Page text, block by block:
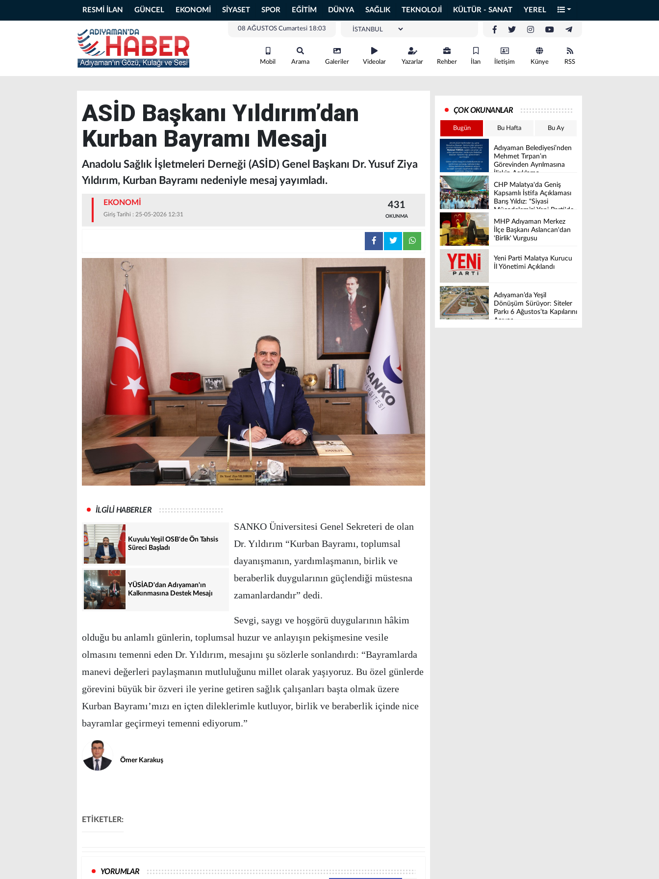
RESMİ İLAN GÜNCEL EKONOMİ SİYASET SPOR EĞİTİM DÜNYA SAĞLIK TEKNOLOJİ KÜLTÜR - SANAT YEREL
08 AĞUSTOS Cumartesi 18:03
Mobil Arama Galeriler Videolar Yazarlar Rehber İlan İletişim Künye RSS
ASİD Başkanı Yıldırım’dan
Kurban Bayramı Mesajı
Anadolu Sağlık İşletmeleri Derneği (ASİD) Genel Başkanı Dr. Yusuf Ziya
Yıldırım, Kurban Bayramı nedeniyle mesaj yayımladı.
EKONOMİ
Giriş Tarihi : 25-05-2026 12:31
431
OKUNMA
İLGİLİ HABERLER
Kuyulu Yeşil OSB'de Ön Tahsis
Süreci Başladı
YÜSİAD'dan Adıyaman'ın
Kalkınmasına Destek Mesajı
SANKO Üniversitesi Genel Sekreteri de olan
Dr. Yıldırım “Kurban Bayramı, toplumsal
dayanışmanın, yardımlaşmanın, birlik ve
beraberlik duygularının güçlendiği müstesna
zamanlardandır” dedi.
Sevgi, saygı ve hoşgörü duygularının hâkim
olduğu bu anlamlı günlerin, toplumsal huzur ve anlayışın pekişmesine vesile
olmasını temenni eden Dr. Yıldırım, mesajını şu sözlerle sonlandırdı: “Bayramlarda
manevi değerleri paylaşmanın mutluluğunu millet olarak yaşıyoruz. Bu özel günlerde
görevini büyük bir özveri ile yerine getiren sağlık çalışanları başta olmak üzere
Kurban Bayramı’mızı en içten dileklerimle kutluyor, birlik ve beraberlik içinde nice
bayramlar geçirmeyi temenni ediyorum.”
Ömer Karakuş
ETİKETLER:
YORUMLAR
ÇOK OKUNANLAR
Bugün Bu Hafta Bu Ay
Adıyaman Belediyesi’nden
Mehmet Tırpan’ın
Görevinden Ayrılmasına
İlişkin Açıklama
CHP Malatya'da Geniş
Kapsamlı İstifa Açıklaması
Barış Yıldız: "Siyasi
Mücadelemizi Yeni Parti'de
Sürdüreceğiz"
MHP Adıyaman Merkez
İlçe Başkanı Aslancan'dan
'Birlik' Vurgusu
Yeni Parti Malatya Kurucu
İl Yönetimi Açıklandı
Adıyaman’da Yeşil
Dönüşüm Sürüyor: Siteler
Parkı 6 Ağustos’ta Kapılarını
Açıyor